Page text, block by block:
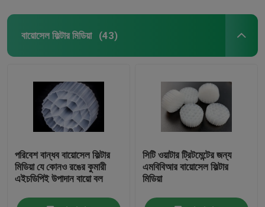
বায়োসেল ফিল্টার মিডিয়া (43)
পরিবেশ বান্ধব বায়োসেল ফিল্টার
মিডিয়া যে কোনও রঙের কুমারী
এইচডিপিই উপাদান বায়ো বল
সিটি ওয়াটার ট্রিটমেন্টের জন্য
এমবিবিআর বায়োসেল ফিল্টার
মিডিয়া